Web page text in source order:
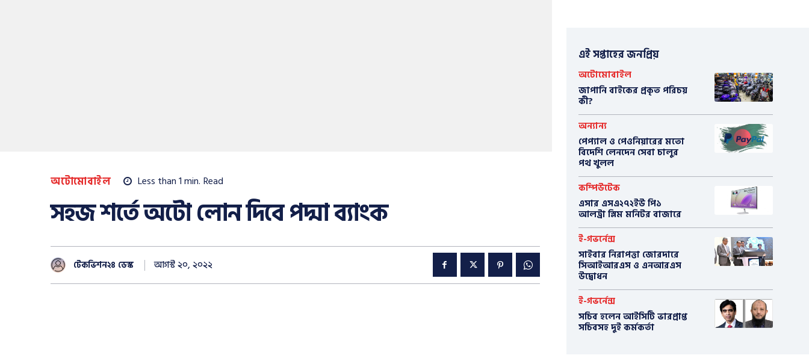
অটোমোবাইল Less than 1min. Read
সহজ শর্তে অটো লোন দিবে পদ্মা ব্যাংক
টেকভিশন২৪ ডেস্ক আগস্ট ২০, ২০২২
এই সপ্তাহের জনপ্রিয়
অটোমোবাইল
​জাপানি বাইকের প্রকৃত পরিচয়
কী?
অন্যান্য
পেপ্যাল ও পেওনিয়ারের মতো
বিদেশি লেনদেন সেবা চালুর
পথ খুলল
কম্পিউটেক
এসার এসএ২৭২ইউ পি১
আলট্রা স্লিম মনিটর বাজারে
ই-গভর্নেন্স
সাইবার নিরাপত্তা জোরদারে
সিআইআরএস ও এনআরএস
উদ্বোধন
ই-গভর্নেন্স
সচিব হলেন আইসিটি ভারপ্রাপ্ত
সচিবসহ দুই কর্মকর্তা